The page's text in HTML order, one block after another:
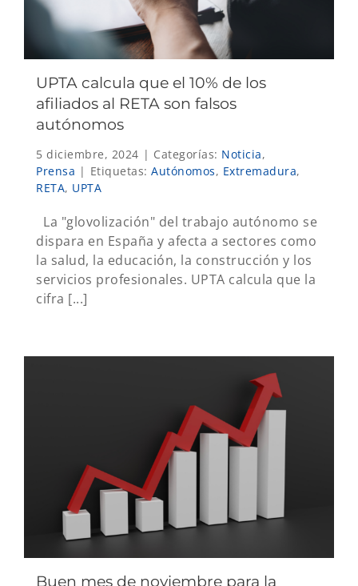
UPTA calcula que el 10% de los
afiliados al RETA son falsos
autónomos
5 diciembre, 2024 | Categorías: Noticia,
Prensa | Etiquetas: Autónomos, Extremadura,
RETA, UPTA
La "glovolización" del trabajo autónomo se
dispara en España y afecta a sectores como
la salud, la educación, la construcción y los
servicios profesionales. UPTA calcula que la
cifra [...]
Buen mes de noviembre para la